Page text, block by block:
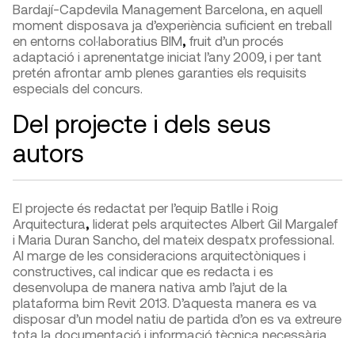
Bardají-Capdevila Management Barcelona, en aquell
moment disposava ja d’experiència suficient en treball
en entorns col·laboratius BIM, fruit d’un procés
adaptació i aprenentatge iniciat l’any 2009, i per tant
pretén afrontar amb plenes garanties els requisits
especials del concurs.
Del projecte i dels seus
autors
El projecte és redactat per l’equip Batlle i Roig
Arquitectura, liderat pels arquitectes Albert Gil Margalef
i Maria Duran Sancho, del mateix despatx professional.
Al marge de les consideracions arquitectòniques i
constructives, cal indicar que es redacta i es
desenvolupa de manera nativa amb l’ajut de la
plataforma bim Revit 2013. D’aquesta manera es va
disposar d’un model natiu de partida d’on es va extreure
tota la documentació i informació tècnica necessària